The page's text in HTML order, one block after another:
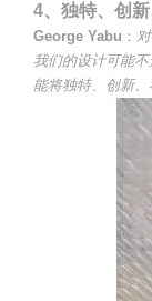
4、独特、创
George Yabu ：
我们的设计可能
能将独特、创新、